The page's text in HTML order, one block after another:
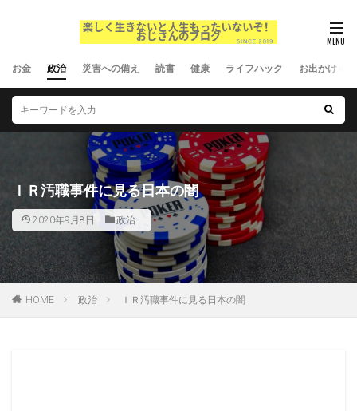
お金 政治 災害への備え 読書 健康 ライフハック お出かけ
ＩＲ汚職事件に見る日本の闇
2020年9月8日 政治
HOME 政治 ＩＲ汚職事件に見る日本の闇